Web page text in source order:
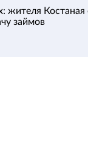
жителя Костаная
займов